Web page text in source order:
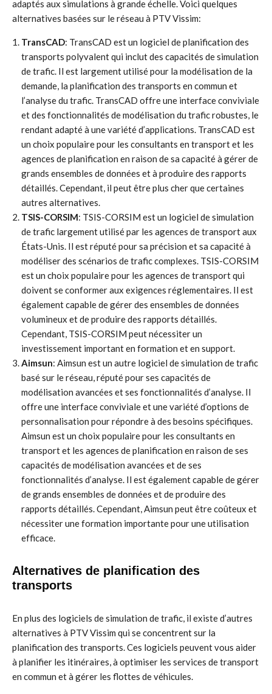
adaptés aux simulations à grande échelle. Voici quelques
alternatives basées sur le réseau à PTV Vissim:
TransCAD: TransCAD est un logiciel de planification des
transports polyvalent qui inclut des capacités de simulation
de trafic. Il est largement utilisé pour la modélisation de la
demande, la planification des transports en commun et
l’analyse du trafic. TransCAD offre une interface conviviale
et des fonctionnalités de modélisation du trafic robustes, le
rendant adapté à une variété d’applications. TransCAD est
un choix populaire pour les consultants en transport et les
agences de planification en raison de sa capacité à gérer de
grands ensembles de données et à produire des rapports
détaillés. Cependant, il peut être plus cher que certaines
autres alternatives.
TSIS-CORSIM: TSIS-CORSIM est un logiciel de simulation
de trafic largement utilisé par les agences de transport aux
États-Unis. Il est réputé pour sa précision et sa capacité à
modéliser des scénarios de trafic complexes. TSIS-CORSIM
est un choix populaire pour les agences de transport qui
doivent se conformer aux exigences réglementaires. Il est
également capable de gérer des ensembles de données
volumineux et de produire des rapports détaillés.
Cependant, TSIS-CORSIM peut nécessiter un
investissement important en formation et en support.
Aimsun: Aimsun est un autre logiciel de simulation de trafic
basé sur le réseau, réputé pour ses capacités de
modélisation avancées et ses fonctionnalités d’analyse. Il
offre une interface conviviale et une variété d’options de
personnalisation pour répondre à des besoins spécifiques.
Aimsun est un choix populaire pour les consultants en
transport et les agences de planification en raison de ses
capacités de modélisation avancées et de ses
fonctionnalités d’analyse. Il est également capable de gérer
de grands ensembles de données et de produire des
rapports détaillés. Cependant, Aimsun peut être coûteux et
nécessiter une formation importante pour une utilisation
efficace.
Alternatives de planification des
transports
En plus des logiciels de simulation de trafic, il existe d’autres
alternatives à PTV Vissim qui se concentrent sur la
planification des transports. Ces logiciels peuvent vous aider
à planifier les itinéraires, à optimiser les services de transport
en commun et à gérer les flottes de véhicules.